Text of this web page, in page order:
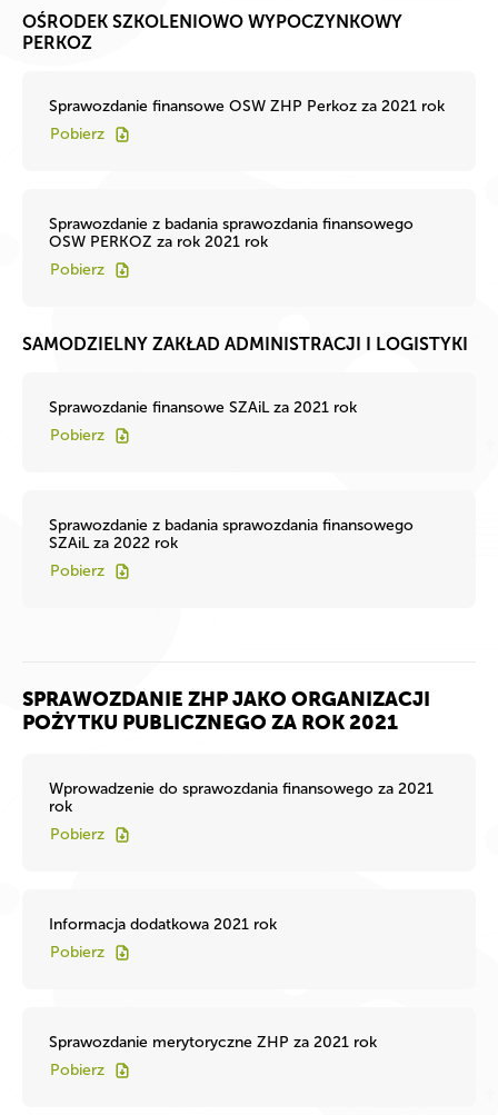
OŚRODEK SZKOLENIOWO WYPOCZYNKOWY
PERKOZ
Sprawozdanie finansowe OSW ZHP Perkoz za 2021 rok
Pobierz
Sprawozdanie z badania sprawozdania finansowego
OSW PERKOZ za rok 2021 rok
Pobierz
SAMODZIELNY ZAKŁAD ADMINISTRACJI I LOGISTYKI
Sprawozdanie finansowe SZAiL za 2021 rok
Pobierz
Sprawozdanie z badania sprawozdania finansowego
SZAiL za 2022 rok
Pobierz
SPRAWOZDANIE ZHP JAKO ORGANIZACJI
POŻYTKU PUBLICZNEGO ZA ROK 2021
Wprowadzenie do sprawozdania finansowego za 2021
rok
Pobierz
Informacja dodatkowa 2021 rok
Pobierz
Sprawozdanie merytoryczne ZHP za 2021 rok
Pobierz